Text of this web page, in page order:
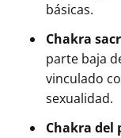
básicas.
Chakra
parte baja
vinculado
sexualidad.
Chakra del